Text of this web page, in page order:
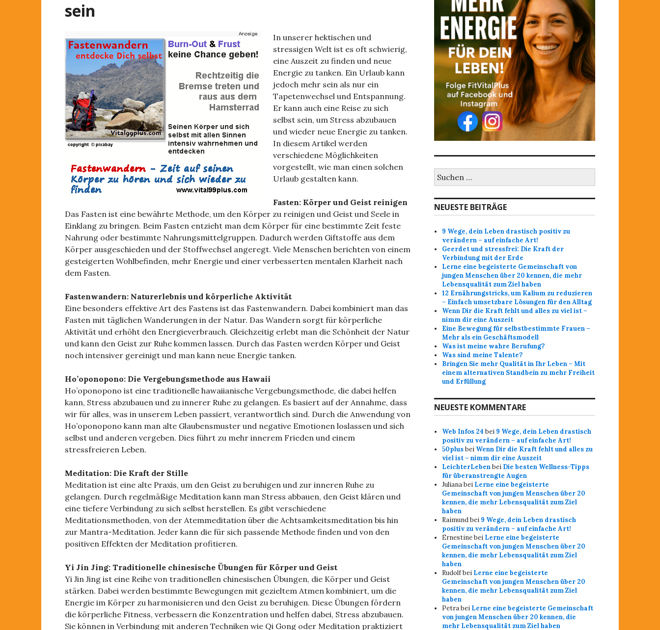
sein
In unserer hektischen und
stressigen Welt ist es oft schwierig,
eine Auszeit zu finden und neue
Energie zu tanken. Ein Urlaub kann
jedoch mehr sein als nur ein
Tapetenwechsel und Entspannung.
Er kann auch eine Reise zu sich
selbst sein, um Stress abzubauen
und wieder neue Energie zu tanken.
In diesem Artikel werden
verschiedene Möglichkeiten
vorgestellt, wie man einen solchen
Urlaub gestalten kann.
Fasten: Körper und Geist reinigen
Das Fasten ist eine bewährte Methode, um den Körper zu reinigen und Geist und Seele in
Einklang zu bringen. Beim Fasten entzieht man dem Körper für eine bestimmte Zeit feste
Nahrung oder bestimmte Nahrungsmittelgruppen. Dadurch werden Giftstoffe aus dem
Körper ausgeschieden und der Stoffwechsel angeregt. Viele Menschen berichten von einem
gesteigerten Wohlbefinden, mehr Energie und einer verbesserten mentalen Klarheit nach
dem Fasten.
Fastenwandern: Naturerlebnis und körperliche Aktivität
Eine besonders effektive Art des Fastens ist das Fastenwandern. Dabei kombiniert man das
Fasten mit täglichen Wanderungen in der Natur. Das Wandern sorgt für körperliche
Aktivität und erhöht den Energieverbrauch. Gleichzeitig erlebt man die Schönheit der Natur
und kann den Geist zur Ruhe kommen lassen. Durch das Fasten werden Körper und Geist
noch intensiver gereinigt und man kann neue Energie tanken.
Ho’oponopono: Die Vergebungsmethode aus Hawaii
Ho’oponopono ist eine traditionelle hawaiianische Vergebungsmethode, die dabei helfen
kann, Stress abzubauen und zu innerer Ruhe zu gelangen. Es basiert auf der Annahme, dass
wir für alles, was in unserem Leben passiert, verantwortlich sind. Durch die Anwendung von
Ho’oponopono kann man alte Glaubensmuster und negative Emotionen loslassen und sich
selbst und anderen vergeben. Dies führt zu mehr innerem Frieden und einem
stressfreieren Leben.
Meditation: Die Kraft der Stille
Meditation ist eine alte Praxis, um den Geist zu beruhigen und zur inneren Ruhe zu
gelangen. Durch regelmäßige Meditation kann man Stress abbauen, den Geist klären und
eine tiefere Verbindung zu sich selbst herstellen. Es gibt verschiedene
Meditationsmethoden, von der Atemmeditation über die Achtsamkeitsmeditation bis hin
zur Mantra-Meditation. Jeder kann die für sich passende Methode finden und von den
positiven Effekten der Meditation profitieren.
Yi Jin Jing: Traditionelle chinesische Übungen für Körper und Geist
Yi Jin Jing ist eine Reihe von traditionellen chinesischen Übungen, die Körper und Geist
stärken. Dabei werden bestimmte Bewegungen mit gezieltem Atmen kombiniert, um die
Energie im Körper zu harmonisieren und den Geist zu beruhigen. Diese Übungen fördern
die körperliche Fitness, verbessern die Konzentration und helfen dabei, Stress abzubauen.
Sie können in Verbindung mit anderen Techniken wie Qi Gong oder Meditation praktiziert
h
e
n
c
:
NEUESTE BEITRÄGE
9 Wege, dein Leben drastisch positiv zu
verändern – auf einfache Art!
Geerdet und stressfrei: Die Kraft der
Verbindung mit der Erde
Lerne eine begeisterte Gemeinschaft von
jungen Menschen über 20 kennen, die mehr
Lebensqualität zum Ziel haben
12 Ernährungstricks, um Kalium zu reduzieren
– Einfach umsetzbare Lösungen für den Alltag
Wenn Dir die Kraft fehlt und alles zu viel ist –
nimm dir eine Auszeit
Eine Bewegung für selbstbestimmte Frauen –
Mehr als ein Geschäftsmodell
Was ist meine wahre Berufung?
Was sind meine Talente?
Bringen Sie mehr Qualität in Ihr Leben – Mit
einem alternativen Standbein zu mehr Freiheit
und Erfüllung
NEUESTE KOMMENTARE
Web Infos 24 bei 9 Wege, dein Leben drastisch
positiv zu verändern – auf einfache Art!
50plusbei Wenn Dir die Kraft fehlt und alles zu
viel ist – nimm dir eine Auszeit
LeichterLebenbei Die besten Wellness-Tipps
für überanstrengte Augen
Julianabei Lerne eine begeisterte
Gemeinschaft von jungen Menschen über 20
kennen, die mehr Lebensqualität zum Ziel
haben
Raimundbei 9 Wege, dein Leben drastisch
positiv zu verändern – auf einfache Art!
Ernestinebei Lerne eine begeisterte
Gemeinschaft von jungen Menschen über 20
kennen, die mehr Lebensqualität zum Ziel
haben
Rudolfbei Lerne eine begeisterte
Gemeinschaft von jungen Menschen über 20
kennen, die mehr Lebensqualität zum Ziel
haben
Petrabei Lerne eine begeisterte Gemeinschaft
von jungen Menschen über 20 kennen, die
mehr Lebensqualität zum Ziel haben